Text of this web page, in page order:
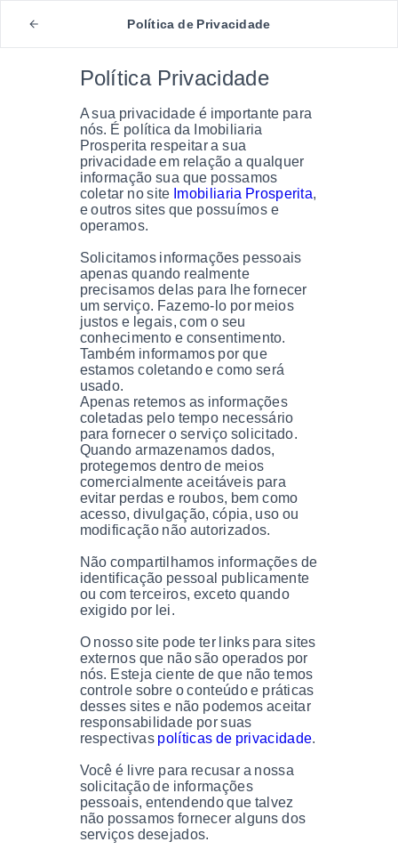
Política de Privacidade
Política Privacidade
A sua privacidade é importante para
nós. É política da Imobiliaria
Prosperita respeitar a sua
privacidade em relação a qualquer
informação sua que possamos
coletar no site Imobiliaria Prosperita,
e outros sites que possuímos e
operamos.
Solicitamos informações pessoais
apenas quando realmente
precisamos delas para lhe fornecer
um serviço. Fazemo-lo por meios
justos e legais, com o seu
conhecimento e consentimento.
Também informamos por que
estamos coletando e como será
usado.
Apenas retemos as informações
coletadas pelo tempo necessário
para fornecer o serviço solicitado.
Quando armazenamos dados,
protegemos dentro de meios
comercialmente aceitáveis ​​para
evitar perdas e roubos, bem como
acesso, divulgação, cópia, uso ou
modificação não autorizados.
Não compartilhamos informações de
identificação pessoal publicamente
ou com terceiros, exceto quando
exigido por lei.
O nosso site pode ter links para sites
externos que não são operados por
nós. Esteja ciente de que não temos
controle sobre o conteúdo e práticas
desses sites e não podemos aceitar
responsabilidade por suas
respectivas políticas de privacidade.
Você é livre para recusar a nossa
solicitação de informações
pessoais, entendendo que talvez
não possamos fornecer alguns dos
serviços desejados.